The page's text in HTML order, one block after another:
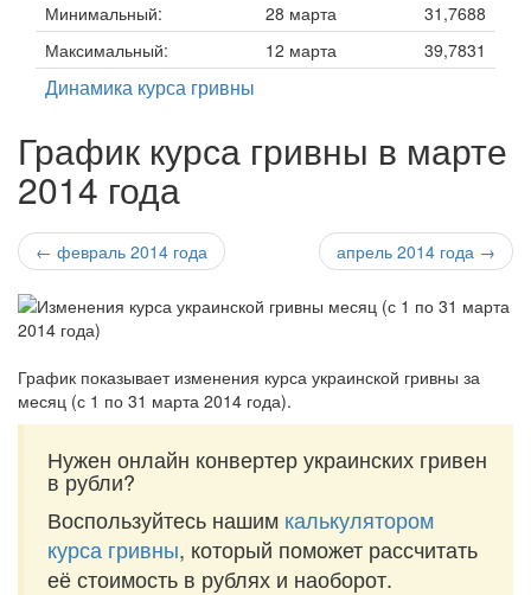
Минимальный:
28 марта
31,7688
Максимальный:
12 марта 39,7831
Динамика курса гривны
График курса гривны в марте
2014 года
← февраль 2014 года апрель 2014 года →
График показывает изменения курса украинской гривны за
месяц (с 1 по 31 марта 2014 года).
Нужен онлайн конвертер украинских гривен
в рубли?
Воспользуйтесь нашим калькулятором
курса гривны, который поможет рассчитать
её стоимость в рублях и наоборот.